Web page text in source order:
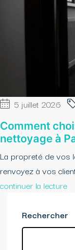
5 juillet 2026
Comment
nettoyage à
La propreté de vos
renvoyez à vos
continuer la lecture
Rechercher